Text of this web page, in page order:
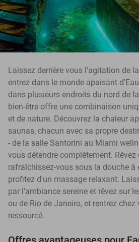
Laissez derrière vous l'agitation de
entrez dans le monde apaisant
dans plusieurs endroits du nord de
bien-être offre une combinaison
et de nature. Découvrez la chaleur
saunas, chacun avec sa propre
- de la salle Santorini au Miami
vous détendre complètement.
rafraîchissez-vous sous la douche à
profitez d'un massage relaxant.
par l'ambiance sereine et rêvez sur
ou de Rio de Janeiro, et rentrez
ressourcé.